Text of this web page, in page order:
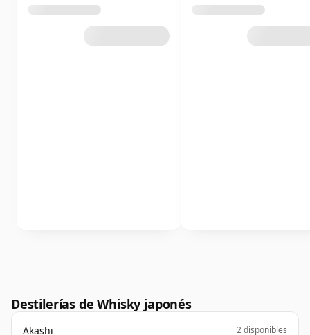
Destilerías de Whisky japonés
Akashi 2 disponibles